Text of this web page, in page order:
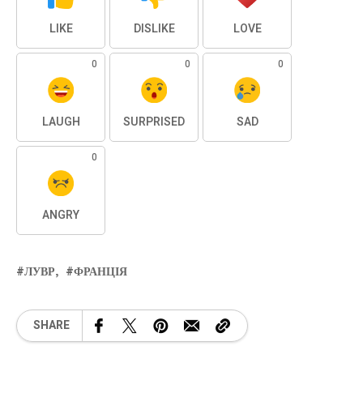
LIKE DISLIKE LOVE
0
LAUGH
0
SURPRISED
0
SAD
0
ANGRY
ЛУВР ФРАНЦІЯ
SHARE